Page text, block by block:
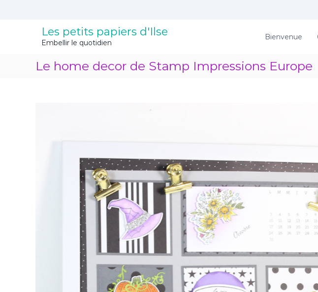
Les petits papiers d'Ilse
Embellir le quotidien
Bienvenue
Le home decor de Stamp Impressions Europe